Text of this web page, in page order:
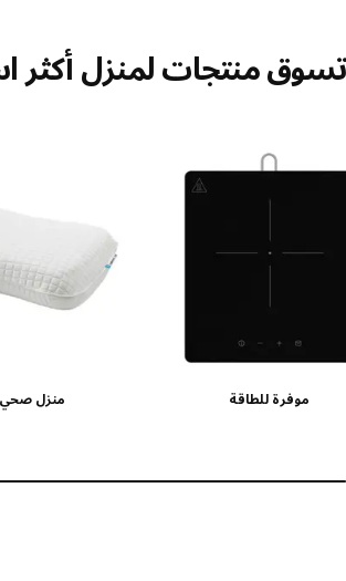
تسوق منتجات لمنزل أكثر
موفرة للطاقة منزل صحي